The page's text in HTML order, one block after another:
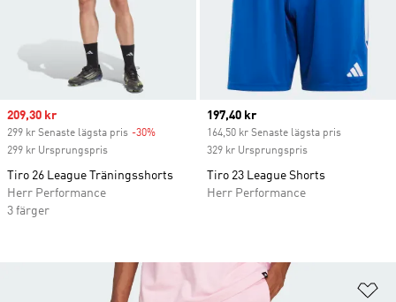
Sale price
209,30 kr
299 kr Senaste lägsta pris -30%
299 kr Ursprungspris
Tiro 26 League Träningsshorts
Herr Performance
3 färger
Current price
197,40 kr
164,50 kr Senaste lägsta pris
329 kr Ursprungspris
Tiro 23 League Shorts
Herr Performance